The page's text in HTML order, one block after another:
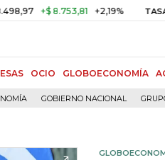
+$ 8.753,81 +2,19% TASA DE
OCIO GLOBOECONOMÍA
GOBIERNO NACIONAL